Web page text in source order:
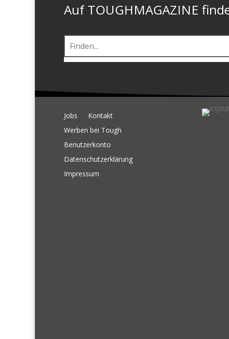
Auf TOUGHMAGAZINE
Jobs
Kontakt
Werben bei Tough
Benutzerkonto
Datenschutzerklärung
Impressum